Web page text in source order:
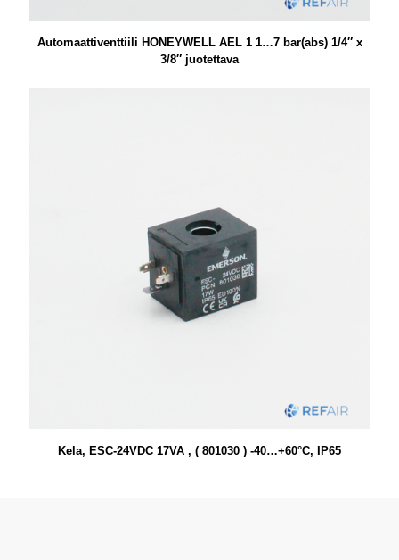
Automaattiventtiili HONEYWELL AEL 1 1…7 bar(abs) 1/4″ x
3/8″ juotettava
Kela, ESC-24VDC 17VA , ( 801030 ) -40…+60°C, IP65